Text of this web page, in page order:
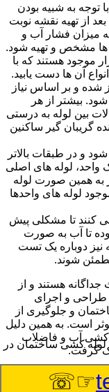
توجه به شبیه بودن
بعد از تهیه نقشه نوبت
میزان فشار آب و
ها مشخص و تهیه شود.
موجود هستند که با
آن ها دست یابید.
شده و بر اساس نیاز
بیشتر از هر
بین لوله به درستی
گریبان گیر ساکنین
و در طبقات بالاتر
واحد، لوله های اصلی
به همین صورت لوله
لوله های واحدها
کنند تا مشکلی پیش
تا آب به صورت
نیز دوباره یک تست
شوند.
هستند و از
طراحی و اجرای
و جلوگیری از
است. به همین دلیل
کشی آب و فاضلاب
گرفت.
لوله کشی ساختمان در
☞☏